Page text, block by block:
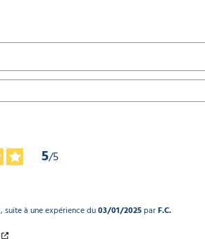
5/5
, suite à une expérience du03/01/2025parF.C.